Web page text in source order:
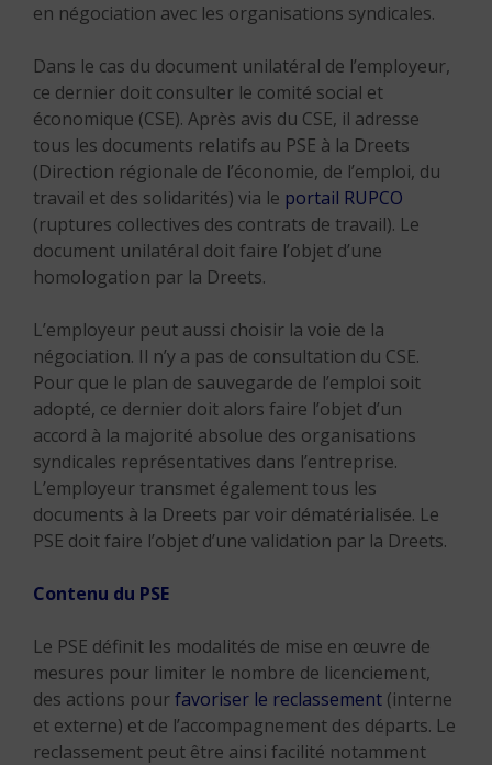
en négociation avec les organisations syndicales.
Dans le cas du document unilatéral de l’employeur,
ce dernier doit consulter le comité social et
économique (CSE). Après avis du CSE, il adresse
tous les documents relatifs au PSE à la Dreets
(Direction régionale de l’économie, de l’emploi, du
travail et des solidarités) via le portail RUPCO
(ruptures collectives des contrats de travail). Le
document unilatéral doit faire l’objet d’une
homologation par la Dreets.
L’employeur peut aussi choisir la voie de la
négociation. Il n’y a pas de consultation du CSE.
Pour que le plan de sauvegarde de l’emploi soit
adopté, ce dernier doit alors faire l’objet d’un
accord à la majorité absolue des organisations
syndicales représentatives dans l’entreprise.
L’employeur transmet également tous les
documents à la Dreets par voir dématérialisée. Le
PSE doit faire l’objet d’une validation par la Dreets.
Contenu du PSE
Le PSE définit les modalités de mise en œuvre de
mesures pour limiter le nombre de licenciement,
des actions pourfavoriser le reclassement (interne
et externe) et de l’accompagnement des départs. Le
reclassement peut être ainsi facilité notamment